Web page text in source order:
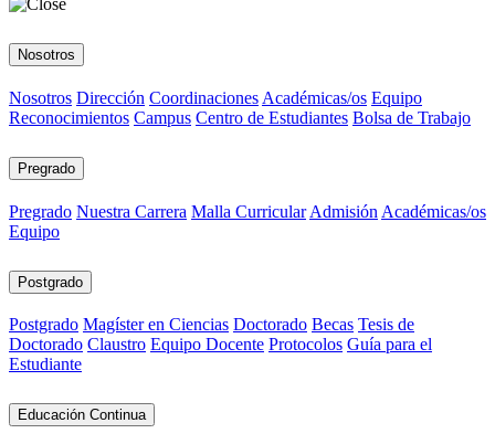
Nosotros
Nosotros Dirección Coordinaciones Académicas/os Equipo
Reconocimientos Campus Centro de Estudiantes Bolsa de Trabajo
Pregrado
Pregrado Nuestra Carrera Malla Curricular Admisión Académicas/os
Equipo
Postgrado
Postgrado Magíster en Ciencias Doctorado Becas Tesis de
Doctorado Claustro Equipo Docente Protocolos Guía para el
Estudiante
Educación Continua